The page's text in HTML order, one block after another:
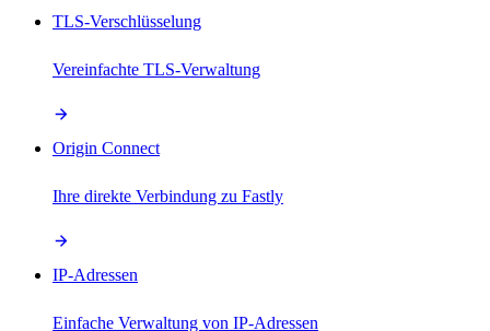
TLS-Verschlüsselung
Vereinfachte TLS-Verwaltung
Origin Connect
Ihre direkte Verbindung zu Fastly
IP-Adressen
Einfache Verwaltung von IP-Adressen